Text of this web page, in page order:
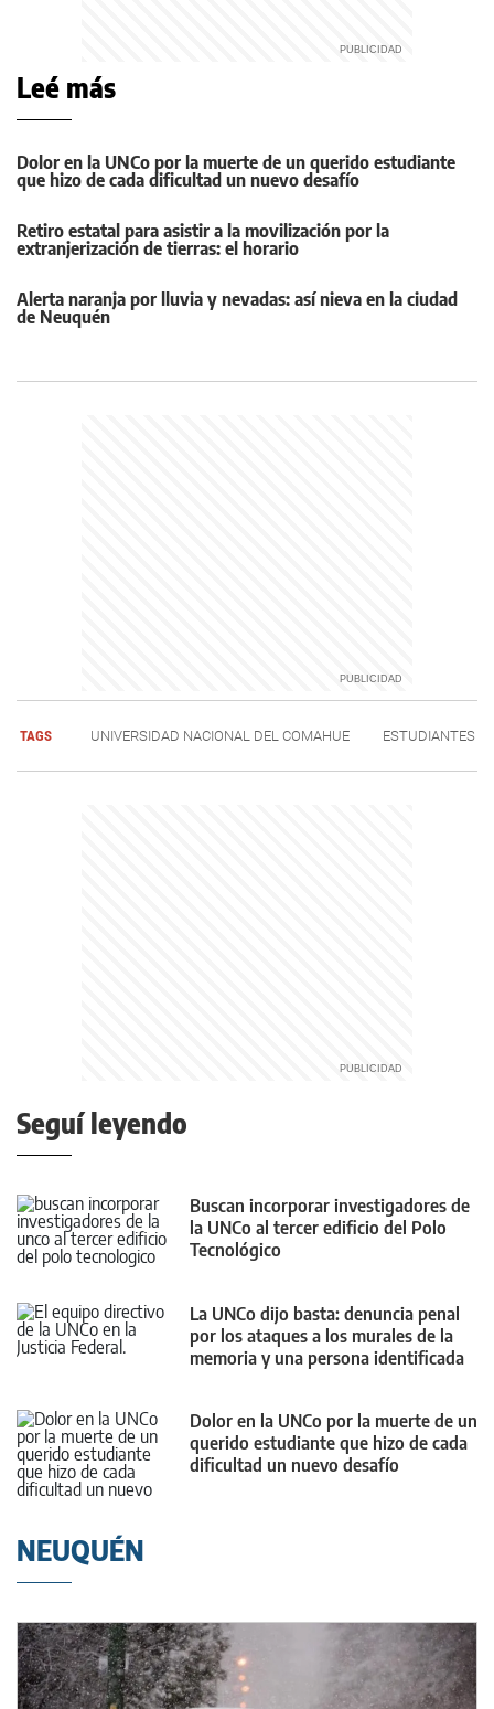
Leé más
Dolor en la UNCo por la muerte de un querido estudiante
que hizo de cada dificultad un nuevo desafío
Retiro estatal para asistir a la movilización por la
extranjerización de tierras: el horario
Alerta naranja por lluvia y nevadas: así nieva en la ciudad
de Neuquén
TAGS UNIVERSIDAD NACIONAL DEL COMAHUE ESTUDIANTES
Seguí leyendo
Buscan incorporar investigadores de
la UNCo al tercer edificio del Polo
Tecnológico
La UNCo dijo basta: denuncia penal
por los ataques a los murales de la
memoria y una persona identificada
Dolor en la UNCo por la muerte de un
querido estudiante que hizo de cada
dificultad un nuevo desafío
NEUQUÉN